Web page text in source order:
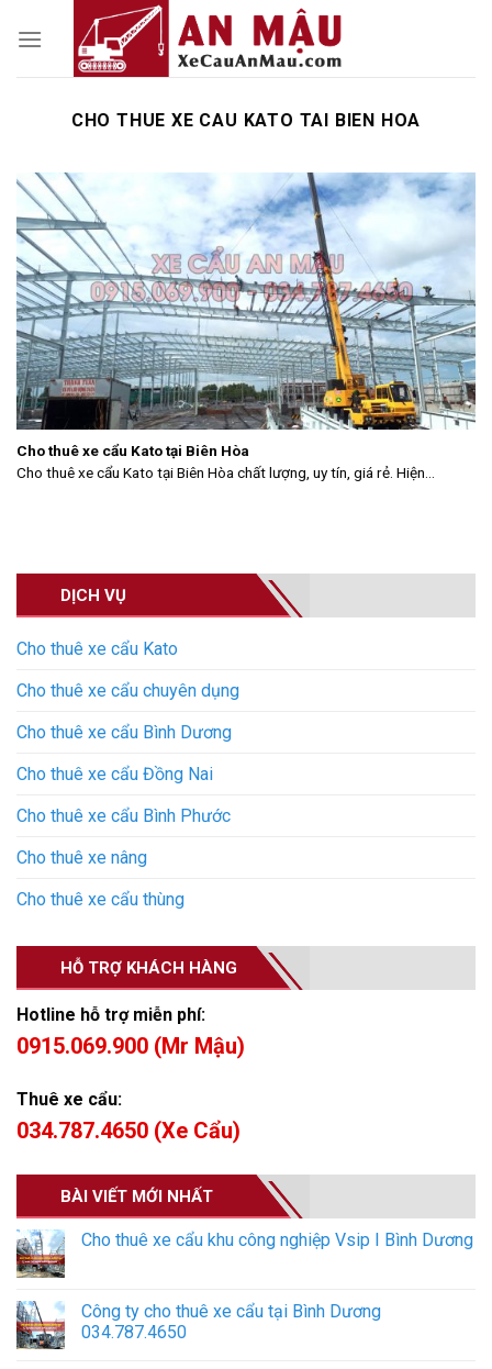
CHO THUE XE CAU KATO TAI BIEN HOA
DỊCH VỤ
Cho thuê xe cẩu Kato
Cho thuê xe cẩu chuyên dụng
Cho thuê xe cẩu Bình Dương
Cho thuê xe cẩu Đồng Nai
Cho thuê xe cẩu Bình Phước
Cho thuê xe nâng
Cho thuê xe cẩu thùng
HỖ TRỢ KHÁCH HÀNG
Hotline hỗ trợ miễn phí:
0915.069.900 (Mr Mậu)
Thuê xe cẩu:
034.787.4650 (Xe Cẩu)
BÀI VIẾT MỚI NHẤT
Cho thuê xe cẩu khu công nghiệp Vsip I Bình Dương
Công ty cho thuê xe cẩu tại Bình Dương
034.787.4650
Cho thuê xe cẩu Kato tại Biên Hòa
Cho thuê xe cẩu Kato tại Biên Hòa chất lượng, uy tín, giá rẻ. Hiện...